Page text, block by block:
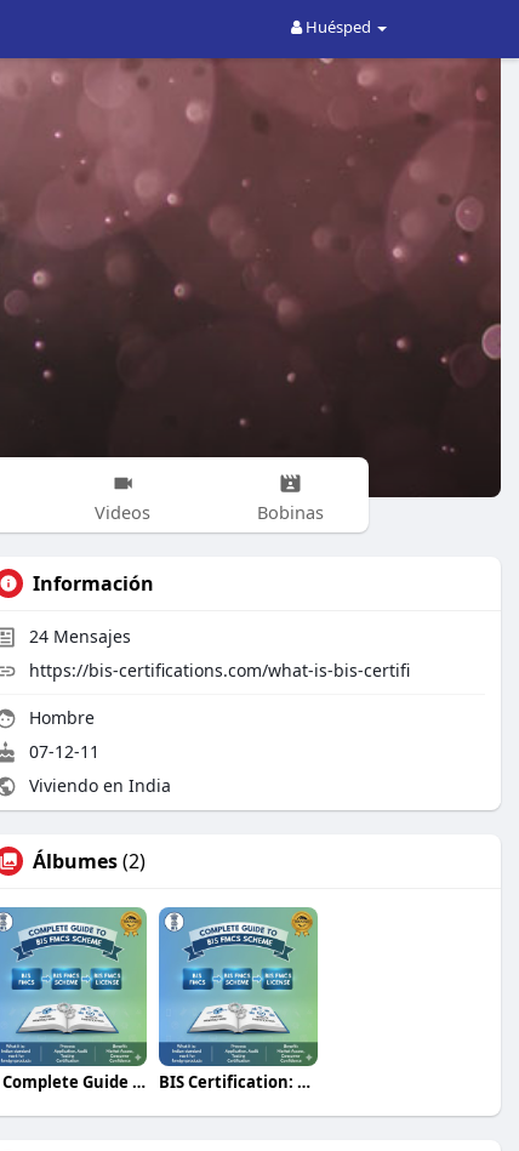
Huésped
Videos Bobinas
Información
24 Mensajes
https://bis-certifications.com/what-is-bis-certifi
Hombre
07-12-11
Viviendo en India
Álbumes(2)
A Complete Guide to BIS FMCS and BIS FMCS Certificat BIS Certification: Meaning, Process, Cost, and How t